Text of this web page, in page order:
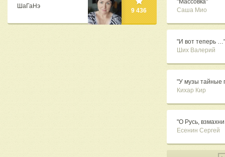
ШаГаНэ
9 436
"Массовка"
Саша Мио
"И вот теперь …"
Ших Валерий
"У музы тайные
Кихар Кир
"О Русь,
Есенин Сергей